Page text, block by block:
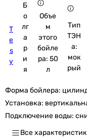
T
e
s
y
Б
о
лг
а
р
и
я
Объе
м
этого
бойле
ра: 50
л
Тип
ТЭН
а:
мок
рый
Форма бойлера:
Установка:
Подключение воды:
Все